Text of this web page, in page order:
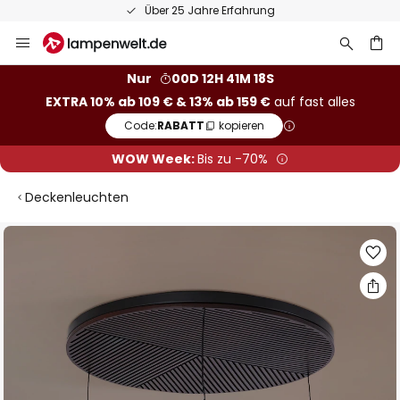
Über 25 Jahre Erfahrung
Inhalt
Nur
00D 12H 41M 17S
EXTRA 10% ab 109 € & 13% ab 159 €auf fast alles
Code:RABATT kopieren
WOW Week:Bis zu -70%
Deckenleuchten
Zum